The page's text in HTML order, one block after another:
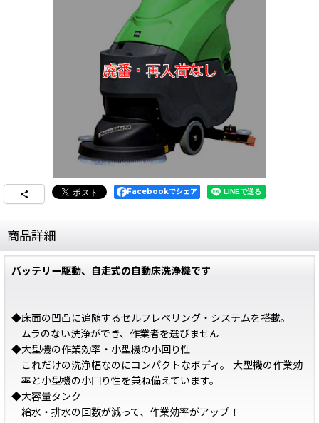
Facebookでシェア
商品詳細
バッテリー駆動、自走式の自動床洗浄機です
◆床面の凹凸に追随するセルフレベリング・システムを搭載。
ムラのない洗浄ができ、作業者を選びません
◆大型機の作業効率・小型機の小回り性
これだけの洗浄幅なのにコンパクトなボディ。 大型機の作業効
率と小型機の小回り性を兼ね備えています。
◆大容量タンク
給水・排水の回数が減って、作業効率がアップ！